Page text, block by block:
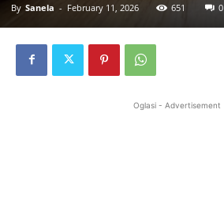
By Sanela - February 11, 2026 651 0
Oglasi - Advertisement